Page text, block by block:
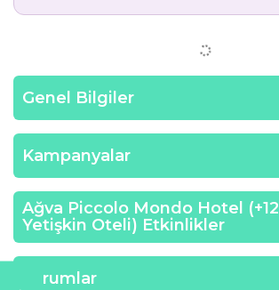
Genel Bilgiler
Kampanyalar
Ağva Piccolo Mondo Hotel (+12
Yetişkin Oteli) Etkinlikler
Yorumlar